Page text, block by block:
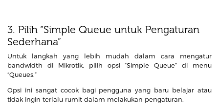
3. Pilih “Simple Queue untuk Pengaturan
Sederhana”
Untuk langkah yang lebih mudah dalam cara mengatur
bandwidth di Mikrotik, pilih opsi “Simple Queue” di menu
“Queues.”
Opsi ini sangat cocok bagi pengguna yang baru belajar atau
tidak ingin terlalu rumit dalam melakukan pengaturan.